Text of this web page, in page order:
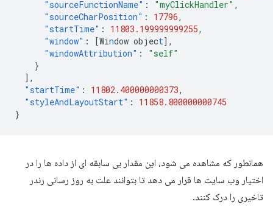
"sourceFunctionName" : "myClickHandler" ,
"sourceCharPosition" : 17796,
"startTime" : 11803.199999999255,
"window" : [Window object],
"windowAttribution" :
"self"
}
],
"startTime" : 11802.400000000373,
"styleAndLayoutStart" :
11858.800000000745
}
همانطور که مشاهده می شود، این مقدار بی سابقه ای از داده ها را در
اختیار وب سایت ها قرار می دهد تا بتوانند علت به روز رسانی رندر
تاخیری را درک کنند.